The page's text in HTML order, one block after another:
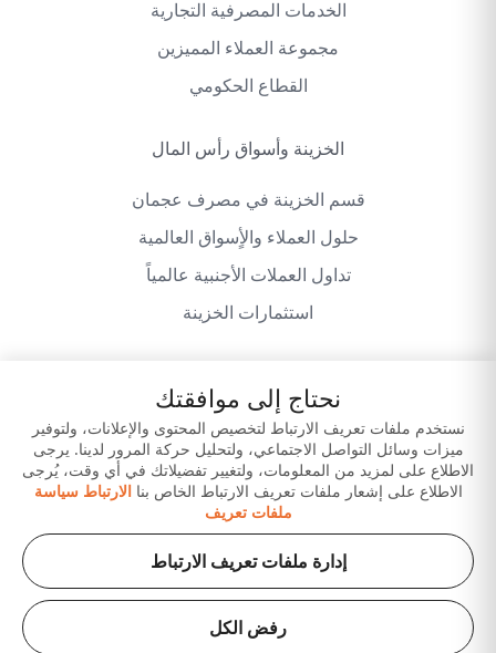
الخدمات المصرفية التجارية
مجموعة العملاء المميزين
القطاع الحكومي
الخزينة وأسواق رأس المال
قسم الخزينة في مصرف عجمان
حلول العملاء والأٍسواق العالمية
تداول العملات الأجنبية عالمياً
استثمارات الخزينة
سياسة الخصوصية
شروط وأحكام الموقع
إخلاء المسؤولية
حمّل تطبيقاتنا
حقوق الطبع والنشر © 2026 لبنك عجمان ش.م.ع. (شركة
نحتاج إلى موافقتك
نستخدم ملفات تعريف الارتباط لتخصيص المحتوى والإعلانات، ولتوفير
ميزات وسائل التواصل الاجتماعي، ولتحليل حركة المرور لدينا. يرجى
الاطلاع على لمزيد من المعلومات، ولتغيير تفضيلاتك في أي وقت، يُرجى
الاطلاع على إشعار ملفات تعريف الارتباط الخاص بناالارتباط سياسة
ملفات تعريف
إدارة ملفات تعريف الارتباط
رفض الكل